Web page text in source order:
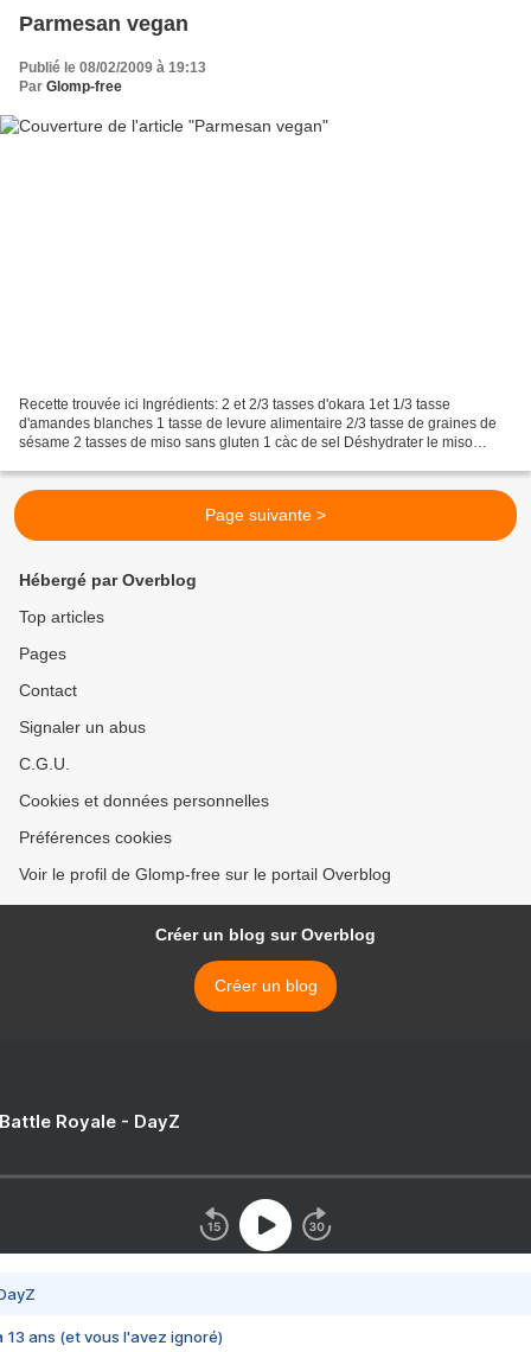
Parmesan vegan
Publié le 08/02/2009 à 19:13
Par Glomp-free
Recette trouvée ici Ingrédients: 2 et 2/3 tasses d'okara 1et 1/3 tasse
d'amandes blanches 1 tasse de levure alimentaire 2/3 tasse de graines de
sésame 2 tasses de miso sans gluten 1 càc de sel Déshydrater le miso
Page suivante >
Hébergé par Overblog
Top articles
Pages
Contact
Signaler un abus
C.G.U.
Cookies et données personnelles
Préférences cookies
Voir le profil de Glomp-free sur le portail Overblog
Créer un blog sur Overblog
Créer un blog
Royale - DayZ
13 ans (et vous l'avez ignoré)